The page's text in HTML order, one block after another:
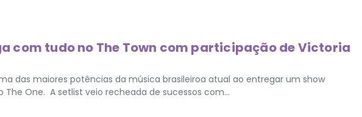
com tudo no The Town com participação de Victoria
das maiores potências da música brasileiroa atual ao entregar um show
One. A setlist veio recheada de sucessos com...